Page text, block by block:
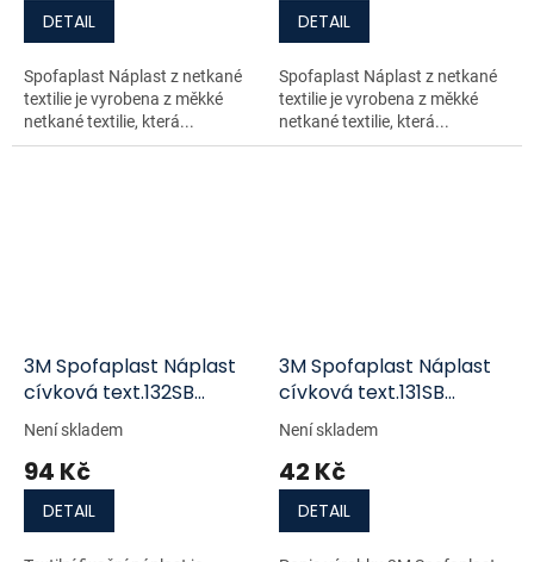
DETAIL
Spofaplast Náplast z netkané
textilie je vyrobena z měkké
netkané textilie, která...
DETAIL
Spofaplast Náplast z netkané
textilie je vyrobena z měkké
netkané textilie, která...
3M Spofaplast Náplast
cívková text.132SB
2.5cmx5m
Není skladem
94 Kč
DETAIL
3M Spofaplast Náplast
cívková text.131SB
1.25cmx5m
Není skladem
42 Kč
DETAIL